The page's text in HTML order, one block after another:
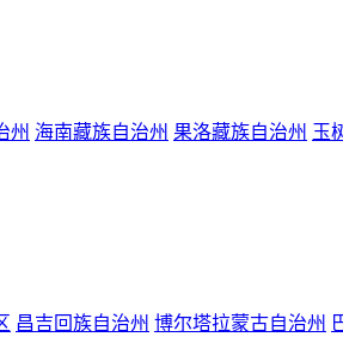
州 海南藏族自治州 果洛藏族自治州 玉
昌吉回族自治州 博尔塔拉蒙古自治州